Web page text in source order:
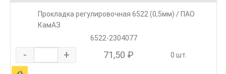
Прокладка регулировочная 6522 (0,5мм) / ПАО
КамАЗ
6522-2304077
- + 71,50 ₽ 0 шт.